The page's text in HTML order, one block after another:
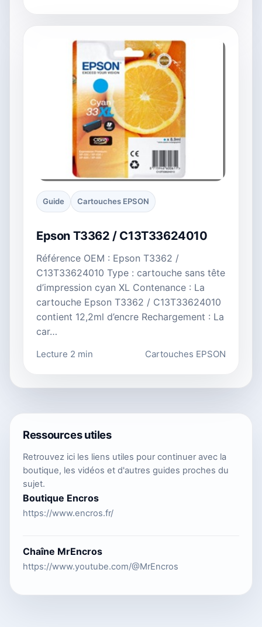
Guide Cartouches EPSON
Epson T3362 / C13T33624010
Référence OEM : Epson T3362 /
C13T33624010 Type : cartouche sans tête
d’impression cyan XL Contenance : La
cartouche Epson T3362 / C13T33624010
contient 12,2ml d’encre Rechargement : La
car…
Lecture 2 min Cartouches EPSON
Ressources utiles
Retrouvez ici les liens utiles pour continuer avec la
boutique, les vidéos et d'autres guides proches du
sujet.
Boutique Encros
https://www.encros.fr/
Chaîne MrEncros
https://www.youtube.com/@MrEncros